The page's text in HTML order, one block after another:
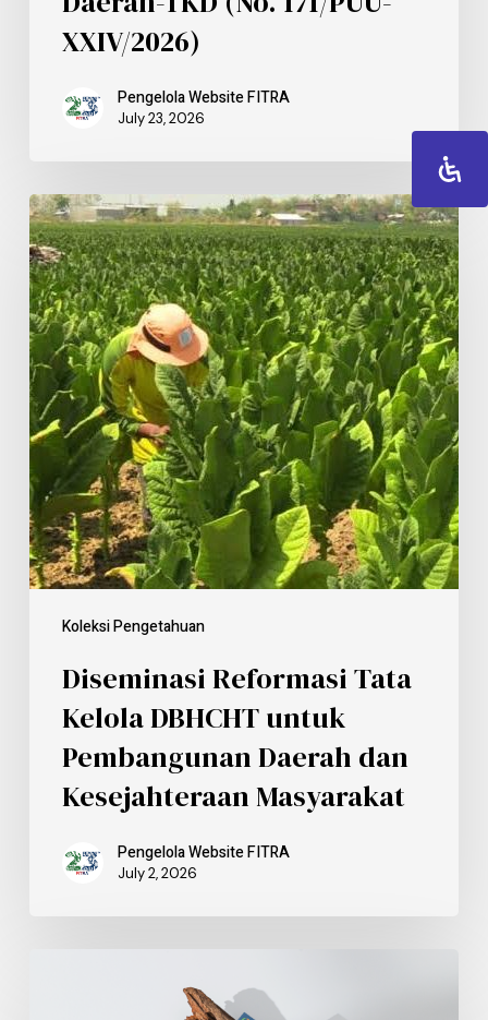
XXIV/2026)
Pengelola Website FITRA
July 23, 2026
Koleksi Pengetahuan
Diseminasi Reformasi Tata
Kelola DBHCHT untuk
Pembangunan Daerah dan
Kesejahteraan Masyarakat
Pengelola Website FITRA
July 2, 2026